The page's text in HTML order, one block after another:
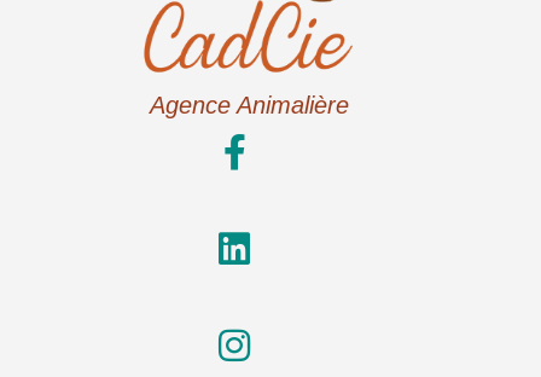
Agence Animalière